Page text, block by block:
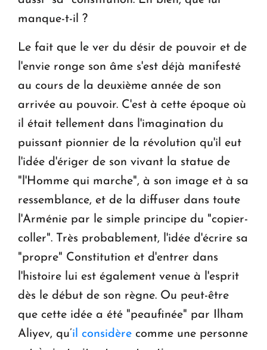
manque-t-il ?
Le fait que le ver du désir de pouvoir et de
l'envie ronge son âme s'est déjà manifesté
au cours de la deuxième année de son
arrivée au pouvoir. C'est à cette époque où
il était tellement dans l'imagination du
puissant pionnier de la révolution qu'il eut
l'idée d'ériger de son vivant la statue de
"l'Homme qui marche", à son image et à sa
ressemblance, et de la diffuser dans toute
l'Arménie par le simple principe du "copier-
coller". Très probablement, l'idée d'écrire sa
"propre" Constitution et d'entrer dans
l'histoire lui est également venue à l'esprit
dès le début de son règne. Ou peut-être
que cette idée a été "peaufinée" par Ilham
Aliyev, qu’il considère comme une personne